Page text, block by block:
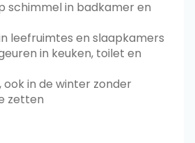
schimmel in badkamer en
leefruimtes en slaapkamers
in keuken, toilet en
in de winter zonder
zetten